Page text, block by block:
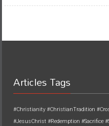
Articles Tags
#Christianity #ChristianTradition
#JesusChrist #Redemption #Sacrifice